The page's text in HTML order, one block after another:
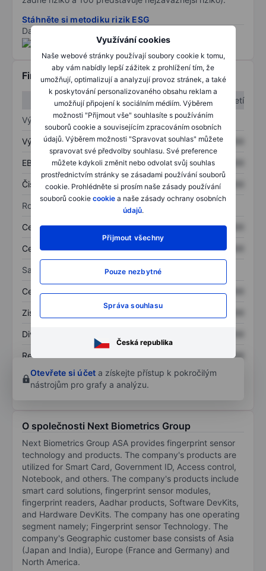
Využívání cookies
Naše webové stránky používají soubory cookie k tomu,
aby vám nabídly lepší zážitek z prohlížení tím, že
umožňují, optimalizují a analyzují provoz stránek, a také
k poskytování personalizovaného obsahu reklam a
umožňují připojení k sociálním médiím. Výběrem
možnosti "Přijmout vše" souhlasíte s používáním
souborů cookie a souvisejícím zpracováním osobních
údajů. Výběrem možnosti "Spravovat souhlas" můžete
spravovat své předvolby souhlasu. Své preference
můžete kdykoli změnit nebo odvolat svůj souhlas
prostřednictvím stránky se zásadami používání souborů
cookie. Prohlédněte si prosím naše zásady používání
souborů cookie cookie a naše zásady ochrany osobních
údajů.
Přijmout všechny
Pouze nezbytné
Správa souhlasu
Česká republika
Stáhněte si metodiku rizik ESG
Data poskytnuta od
Finanční informace
1. čtvrtletí
2. čtvrtletí
Výkaz zisku a ztráty
Výnos XXXXXXX XXXXXXX
EBITDA XXXXXXX XXXXXXX
Čistý příjem XXXXXXX XXXXXXX
Rozvaha
Celková aktiva XXXXXXX XXXXXXX
Celkový dluh XXXXXXX XXXXXXX
Sazby
Cena/tržby XXXXXXX XXXXXXX
Zisk na akcii
Dividenda na akcii
Rentabilita kapitálu
XXXXXXX
Otevřete si účet a získejte přístup k pokročilým
nástrojům pro grafy a analýzu.
O společnosti Next Biometrics Group
Next Biometrics Group ASA provides fingerprint sensor
technology and products. The company's products are
utilized for Smart Card, Government ID, Access control,
Notebook, and others. The company's products include
smart card solutions, fingerprint sensor modules,
fingerprint readers, Aadhar products, Software DevKits,
and Hardware DevKits. The company has one operating
segment namely; Fingerprint sensor Technology. The
company's Geographic customer base consists of Asia
(Japan and India), Europe (France and Germany) and
North America.